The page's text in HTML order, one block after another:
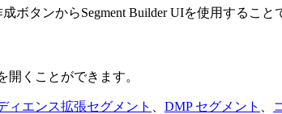
ボタンからSegment Builder UIを使用すること
くことができます。
ィエンス拡張セグメント DMP セグメント